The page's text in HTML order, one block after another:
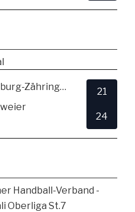
TSV Alemannia Freiburg-Zähringen
21
24
Handball-Verband -
Oberliga St.7